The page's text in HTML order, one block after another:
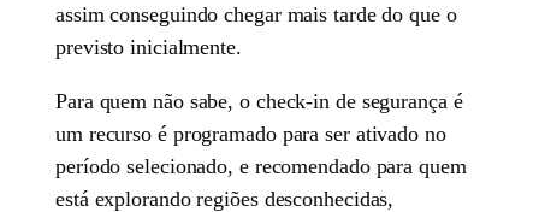
assim conseguindo chegar mais tarde do que o
previsto inicialmente.
Para quem não sabe, o check-in de segurança é
um recurso é programado para ser ativado no
período selecionado, e recomendado para quem
está explorando regiões desconhecidas,